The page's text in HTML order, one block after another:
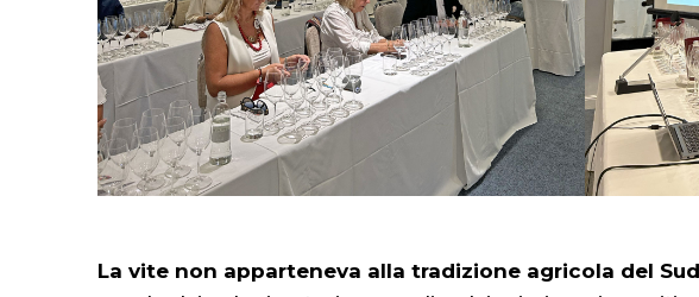
La vite non apparteneva alla tradizione agricola del